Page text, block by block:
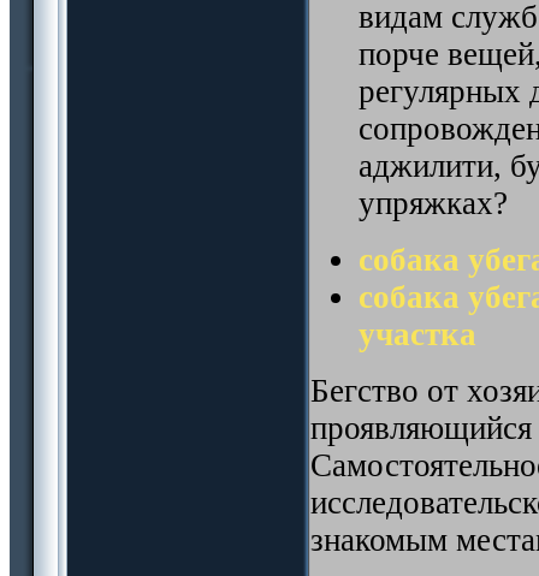
видам
порче
регулярных
аджилити,
упряжках?
собака
собака
участка
Бегство от
проявляющийся
знакомым